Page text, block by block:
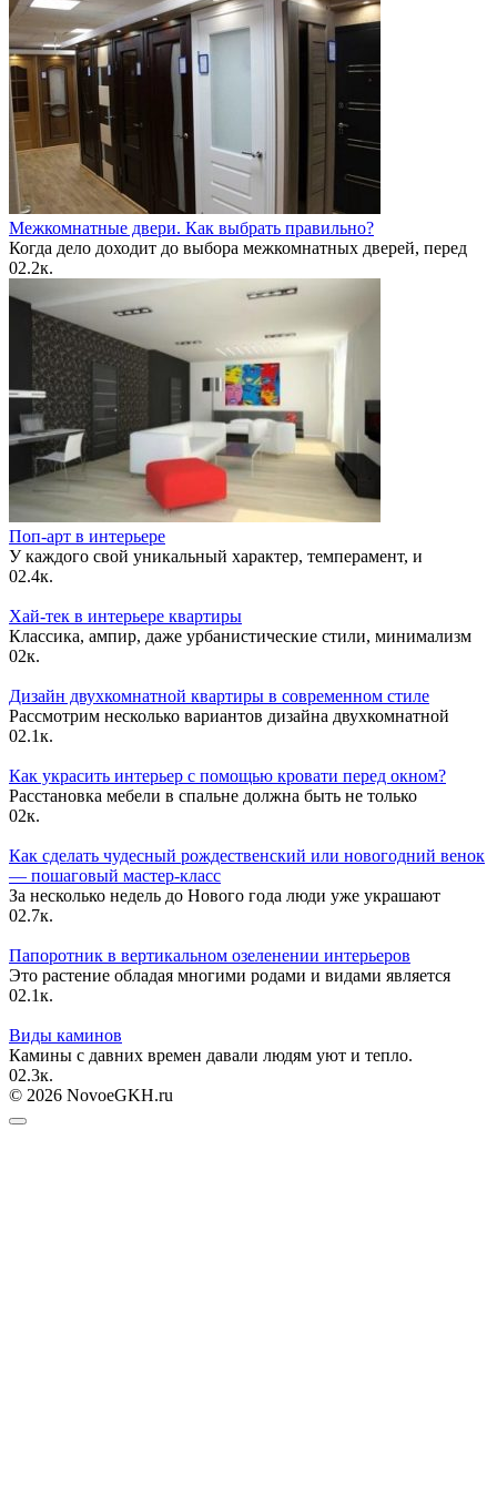
Межкомнатные двери. Как выбрать правильно?
Когда дело доходит до выбора межкомнатных дверей, перед
02.2к.
Поп-арт в интерьере
У каждого свой уникальный характер, темперамент, и
02.4к.
Хай-тек в интерьере квартиры
Классика, ампир, даже урбанистические стили, минимализм
02к.
Дизайн двухкомнатной квартиры в современном стиле
Рассмотрим несколько вариантов дизайна двухкомнатной
02.1к.
Как украсить интерьер с помощью кровати перед окном?
Расстановка мебели в спальне должна быть не только
02к.
Как сделать чудесный рождественский или новогодний венок
— пошаговый мастер-класс
За несколько недель до Нового года люди уже украшают
02.7к.
Папоротник в вертикальном озеленении интерьеров
Это растение обладая многими родами и видами является
02.1к.
Виды каминов
Камины с давних времен давали людям уют и тепло.
02.3к.
© 2026 NovoeGKH.ru